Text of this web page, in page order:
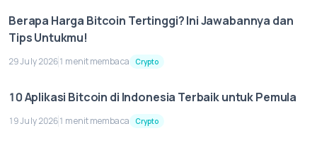
Berapa Harga Bitcoin Tertinggi? Ini Jawabannya dan
Tips Untukmu!
29 July 20261 menit membaca Crypto
10 Aplikasi Bitcoin di Indonesia Terbaik untuk Pemula
19 July 20261 menit membaca Crypto